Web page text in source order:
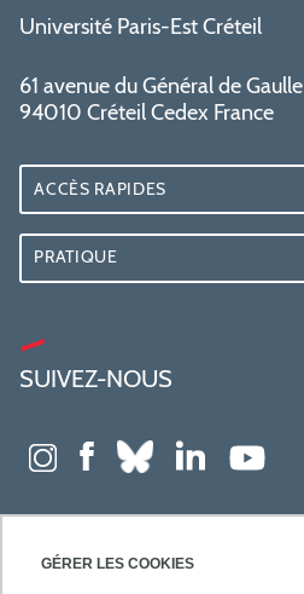
GÉRER LES COOKIES
Université Paris-Est Créteil
61 avenue du Général de Gaulle
94010 Créteil Cedex France
ACCÈS RAPIDES
PRATIQUE
SUIVEZ-NOUS